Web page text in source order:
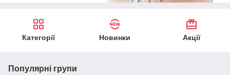
Категорії Новинки Акції
Популярні групи